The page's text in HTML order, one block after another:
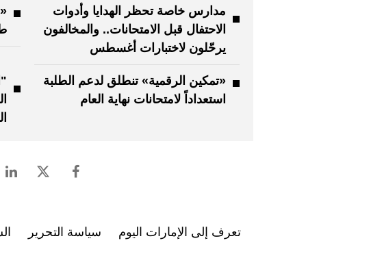
مدارس خاصة تحظر الهدايا وأدوات
الاحتفال قبل الامتحانات.. والمخالفون
يرحّلون لاختبارات أغسطس
«تمكين الرقمية» تنطلق لدعم الطلبة
استعداداً لامتحانات نهاية العام
تعرف إلى الإمارات اليوم سياسة التحرير